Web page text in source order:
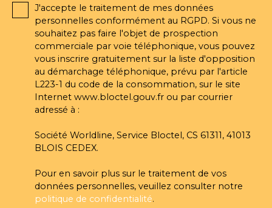
J'accepte le traitement de mes données
personnelles conformément au RGPD. Si vous ne
souhaitez pas faire l'objet de prospection
commerciale par voie téléphonique, vous pouvez
vous inscrire gratuitement sur la liste d'opposition
au démarchage téléphonique, prévu par l'article
L223-1 du code de la consommation, sur le site
Internet www.bloctel.gouv.fr ou par courrier
adressé à :
Société Worldline, Service Bloctel, CS 61311, 41013
BLOIS CEDEX.
Pour en savoir plus sur le traitement de vos
données personnelles, veuillez consulter notre
politique de confidentialité.